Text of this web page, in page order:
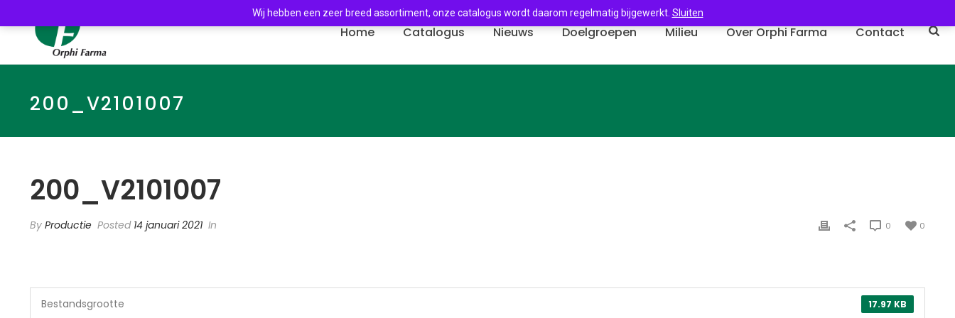
Home Catalogus Nieuws Doelgroepen Milieu Over Orphi Farma Contact
200_V2101007
200_V2101007
By Productie Posted 14 januari 2021 In 0
0
17.97 KB
Bestandsgrootte
Wij hebben een zeer breed assortiment, onze catalogus wordt daarom regelmatig bijgewerkt. Sluiten